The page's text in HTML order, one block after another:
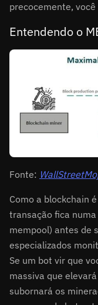
precocemente,
Entendendo o
Fonte:
Como a blockchain
transação fica
mempool) antes de
especializados
Se um bot vir que
massiva que
subornará os